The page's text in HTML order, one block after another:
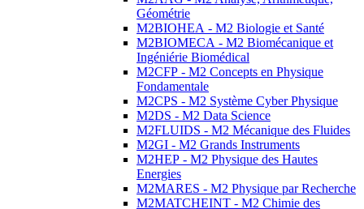
Géométrie
M2BIOHEA - M2 Biologie et Santé
M2BIOMECA - M2 Biomécanique et
Ingéniérie Biomédical
M2CFP - M2 Concepts en Physique
Fondamentale
M2CPS - M2 Système Cyber Physique
M2DS - M2 Data Science
M2FLUIDS - M2 Mécanique des Fluides
M2GI - M2 Grands Instruments
M2HEP - M2 Physique des Hautes
Energies
M2MARES - M2 Physique par Recherche
M2MATCHEINT - M2 Chimie des